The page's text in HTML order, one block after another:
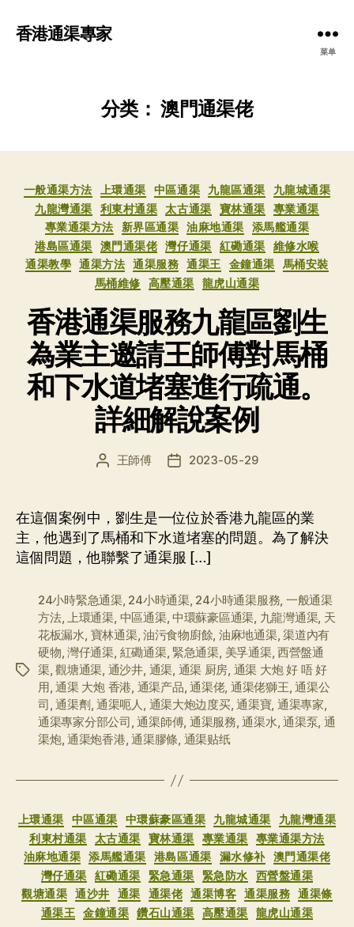
香港通渠專家
菜单
分类：澳門通渠佬
分
类
一般通渠方法 上環通渠 中區通渠 九龍區通渠
九龍城通渠
九龍灣通渠
利東村通渠 太古通渠 寶林通渠
專業通渠
專業通渠方法
新界區通渠 油麻地通渠
添馬艦通渠
港島區通渠
澳門通渠佬 灣仔通渠 紅磡通渠
維修水喉
通渠教學 通渠方法 通渠服務 通渠王 金鐘通渠
馬桶安裝
馬桶維修
高壓通渠 龍虎山通渠
香港通渠服務九龍區劉生
為業主邀請王師傅對馬桶
和下水道堵塞進行疏通。
詳細解說案例
文 王師傅
发
期
2023-05-29
在這個案例中，劉生是一位位於香港九龍區的業
主，他遇到了馬桶和下水道堵塞的問題。為了解決
這個問題，他聯繫了通渠服 […]
标
24小時緊急通渠, 24小時通渠, 24小時通渠服務, 一般通渠
方法, 上環通渠, 中區通渠, 中環蘇豪區通渠, 九龍灣通渠, 天
花板漏水, 寶林通渠, 油污食物廚餘, 油麻地通渠,渠道內有
硬物, 灣仔通渠, 紅磡通渠, 緊急通渠, 美孚通渠, 西營盤通
渠,觀塘通渠, 通沙井, 通渠, 通渠 厨房, 通渠 大炮 好 唔 好
用,通渠 大炮 香港, 通渠产品,通渠佬, 通渠佬獅王,通渠公
司,通渠劑, 通渠呃人, 通渠大炮边度买,通渠寶, 通渠專家,
通渠專家分部公司,通渠師傅, 通渠服務,通渠水,通渠泵, 通
渠炮, 通渠炮香港,通渠膠條, 通渠贴纸
分
类
上環通渠 中區通渠 中環蘇豪區通渠 九龍城通渠
九龍灣通渠
利東村通渠
太古通渠 寶林通渠 專業通渠
專業通渠方法
油麻地通渠
添馬艦通渠 港島區通渠 漏水修补
澳門通渠佬
灣仔通渠
紅磡通渠 緊急通渠 緊急防水
西營盤通渠
觀塘通渠 通沙井 通渠 通渠佬 通渠博客 通渠服務
通渠條
通渠王 金鐘通渠 鑽石山通渠 高壓通渠 龍虎山通渠